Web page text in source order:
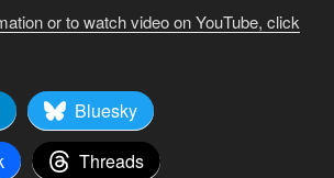
or to watch video on YouTube, click
Bluesky
Threads